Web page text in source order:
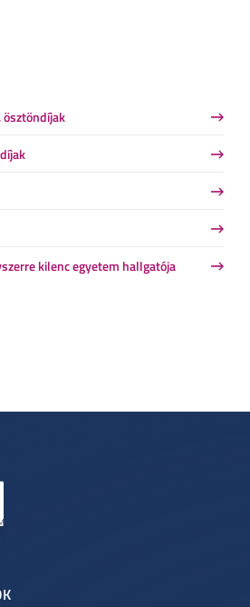
ösztöndíjak
kilenc egyetem hallgatója